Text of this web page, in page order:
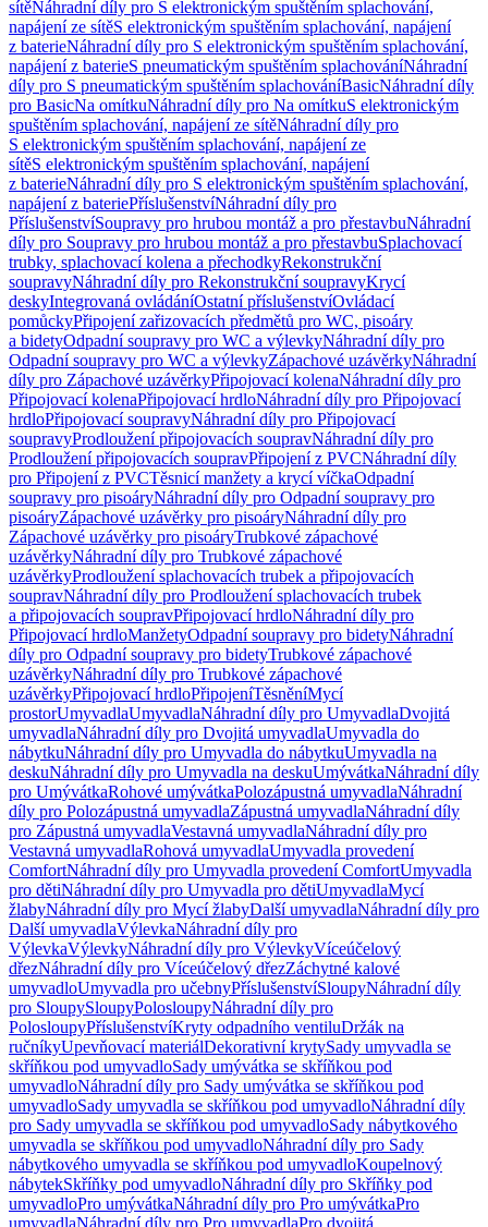
sítěNáhradní díly pro S elektronickým spuštěním splachování,
napájení ze sítěS elektronickým spuštěním splachování, napájení
z baterieNáhradní díly pro S elektronickým spuštěním splachování,
napájení z baterieS pneumatickým spuštěním splachováníNáhradní
díly pro S pneumatickým spuštěním splachováníBasicNáhradní díly
pro BasicNa omítkuNáhradní díly pro Na omítkuS elektronickým
spuštěním splachování, napájení ze sítěNáhradní díly pro
S elektronickým spuštěním splachování, napájení ze
sítěS elektronickým spuštěním splachování, napájení
z baterieNáhradní díly pro S elektronickým spuštěním splachování,
napájení z bateriePříslušenstvíNáhradní díly pro
PříslušenstvíSoupravy pro hrubou montáž a pro přestavbuNáhradní
díly pro Soupravy pro hrubou montáž a pro přestavbuSplachovací
trubky, splachovací kolena a přechodkyRekonstrukční
soupravyNáhradní díly pro Rekonstrukční soupravyKrycí
deskyIntegrovaná ovládáníOstatní příslušenstvíOvládací
pomůckyPřipojení zařizovacích předmětů pro WC, pisoáry
a bidetyOdpadní soupravy pro WC a výlevkyNáhradní díly pro
Odpadní soupravy pro WC a výlevkyZápachové uzávěrkyNáhradní
díly pro Zápachové uzávěrkyPřipojovací kolenaNáhradní díly pro
Připojovací kolenaPřipojovací hrdloNáhradní díly pro Připojovací
hrdloPřipojovací soupravyNáhradní díly pro Připojovací
soupravyProdloužení připojovacích soupravNáhradní díly pro
Prodloužení připojovacích soupravPřipojení z PVCNáhradní díly
pro Připojení z PVCTěsnicí manžety a krycí víčkaOdpadní
soupravy pro pisoáryNáhradní díly pro Odpadní soupravy pro
pisoáryZápachové uzávěrky pro pisoáryNáhradní díly pro
Zápachové uzávěrky pro pisoáryTrubkové zápachové
uzávěrkyNáhradní díly pro Trubkové zápachové
uzávěrkyProdloužení splachovacích trubek a připojovacích
soupravNáhradní díly pro Prodloužení splachovacích trubek
a připojovacích soupravPřipojovací hrdloNáhradní díly pro
Připojovací hrdloManžetyOdpadní soupravy pro bidetyNáhradní
díly pro Odpadní soupravy pro bidetyTrubkové zápachové
uzávěrkyNáhradní díly pro Trubkové zápachové
uzávěrkyPřipojovací hrdloPřipojeníTěsněníMycí
prostorUmyvadlaUmyvadlaNáhradní díly pro UmyvadlaDvojitá
umyvadlaNáhradní díly pro Dvojitá umyvadlaUmyvadla do
nábytkuNáhradní díly pro Umyvadla do nábytkuUmyvadla na
deskuNáhradní díly pro Umyvadla na deskuUmývátkaNáhradní díly
pro UmývátkaRohové umývátkaPolozápustná umyvadlaNáhradní
díly pro Polozápustná umyvadlaZápustná umyvadlaNáhradní díly
pro Zápustná umyvadlaVestavná umyvadlaNáhradní díly pro
Vestavná umyvadlaRohová umyvadlaUmyvadla provedení
ComfortNáhradní díly pro Umyvadla provedení ComfortUmyvadla
pro dětiNáhradní díly pro Umyvadla pro dětiUmyvadlaMycí
žlabyNáhradní díly pro Mycí žlabyDalší umyvadlaNáhradní díly pro
Další umyvadlaVýlevkaNáhradní díly pro
VýlevkaVýlevkyNáhradní díly pro VýlevkyVíceúčelový
dřezNáhradní díly pro Víceúčelový dřezZáchytné kalové
umyvadloUmyvadla pro učebnyPříslušenstvíSloupyNáhradní díly
pro SloupySloupyPolosloupyNáhradní díly pro
PolosloupyPříslušenstvíKryty odpadního ventiluDržák na
ručníkyUpevňovací materiálDekorativní krytySady umyvadla se
skříňkou pod umyvadloSady umývátka se skříňkou pod
umyvadloNáhradní díly pro Sady umývátka se skříňkou pod
umyvadloSady umyvadla se skříňkou pod umyvadloNáhradní díly
pro Sady umyvadla se skříňkou pod umyvadloSady nábytkového
umyvadla se skříňkou pod umyvadloNáhradní díly pro Sady
nábytkového umyvadla se skříňkou pod umyvadloKoupelnový
nábytekSkříňky pod umyvadloNáhradní díly pro Skříňky pod
umyvadloPro umývátkaNáhradní díly pro Pro umývátkaPro
umyvadlaNáhradní díly pro Pro umyvadlaPro dvojitá